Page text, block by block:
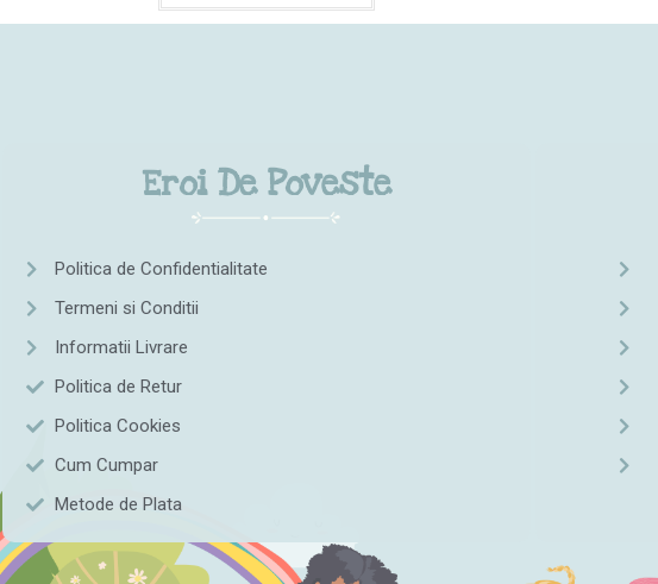
Eroi De Poveste
Politica de Confidentialitate
Termeni si Conditii
Informatii Livrare
Politica de Retur
Politica Cookies
Cum Cumpar
Metode de Plata